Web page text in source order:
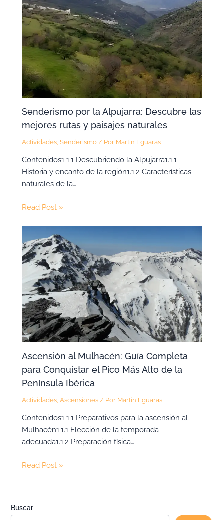
Senderismo por la Alpujarra: Descubre las
mejores rutas y paisajes naturales
Actividades,Senderismo / Por Martin Eguaras
Contenidos1 1.1 Descubriendo la Alpujarra1.1.1
Historia y encanto de la región1.1.2 Características
naturales de la…
Read Post »
Ascensión al Mulhacén: Guía Completa
para Conquistar el Pico Más Alto de la
Península Ibérica
Actividades ,Ascensiones / Por Martin Eguaras
Contenidos1 1.1 Preparativos para la ascensión al
Mulhacén1.1.1 Elección de la temporada
adecuada1.1.2 Preparación física…
Read Post »
Buscar